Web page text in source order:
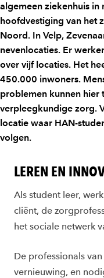
algemeen ziekenhuis
hoofdvestiging van het
Noord. In Velp,
nevenlocaties. Er
over vijf locaties. Het
450.000 inwoners.
problemen kunnen hier
verpleegkundige zorg.
locatie waar HAN-
volgen.
LEREN EN
Als student leer,
cliënt, de
het sociale netwerk
De professionals
vernieuwing, en